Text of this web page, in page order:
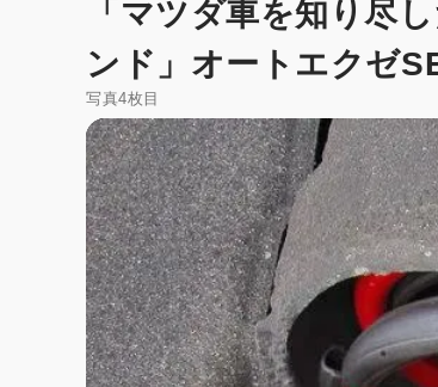
「マツダ車を知り尽
ンド」オートエクゼ
写真4枚目